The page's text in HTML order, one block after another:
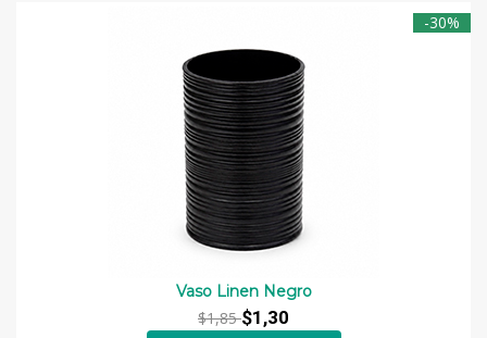
-30%
Vaso Linen Negro
$1,85$1,30